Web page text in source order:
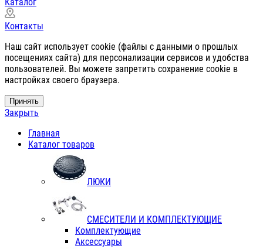
Контакты
Наш сайт использует cookie (файлы с данными о прошлых
посещениях сайта) для персонализации сервисов и удобства
пользователей. Вы можете запретить сохранение cookie в
настройках своего браузера.
Принять
Закрыть
Главная
Каталог товаров
ЛЮКИ
СМЕСИТЕЛИ И КОМПЛЕКТУЮЩИЕ
Комплектующие
Аксессуары